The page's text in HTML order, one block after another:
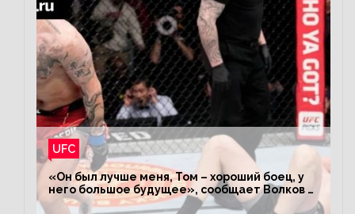
UFC
«Он был лучше меня, Том – хороший боец, у
него большое будущее», сообщает Волков –
о поражении Аспиналлу